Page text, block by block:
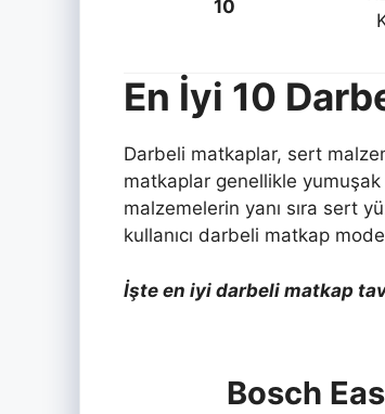
10
En İyi 10
Darbeli matkaplar, sert
matkaplar genellikle
malzemelerin yanı sıra sert
kullanıcı darbeli matkap
İşte en iyi darbeli matkap
Bosch